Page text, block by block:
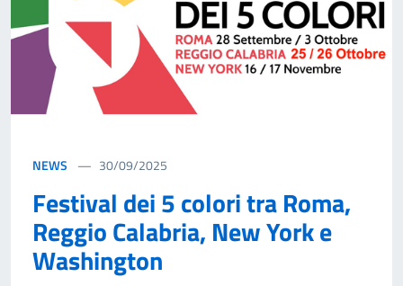
NEWS 30/09/2025
Festival dei 5 colori tra Roma,
Reggio Calabria, New York e
Washington